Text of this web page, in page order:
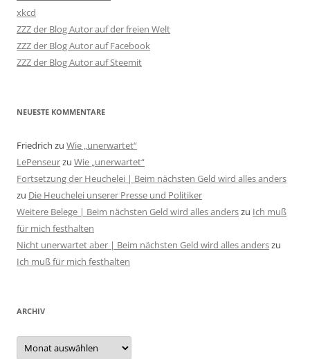
xkcd
ZZZ der Blog Autor auf der freien Welt
ZZZ der Blog Autor auf Facebook
ZZZ der Blog Autor auf Steemit
NEUESTE KOMMENTARE
Friedrich zu Wie „unerwartet“
LePenseurzu Wie „unerwartet“
Fortsetzung der Heuchelei | Beim nächsten Geld wird alles anders
zu Die Heuchelei unserer Presse und Politiker
Weitere Belege | Beim nächsten Geld wird alles anderszu Ich muß
für mich festhalten
Nicht unerwartet aber | Beim nächsten Geld wird alles anderszu
Ich muß für mich festhalten
ARCHIV
Archiv